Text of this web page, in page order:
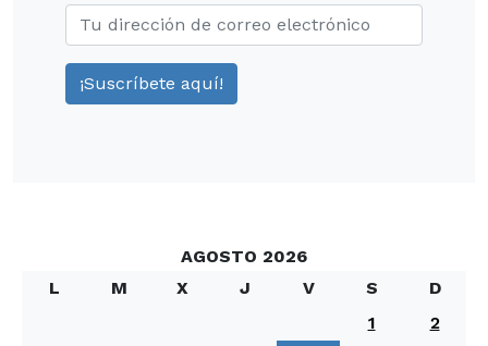
AGOSTO 2026
L
M X J V S
D
1
2